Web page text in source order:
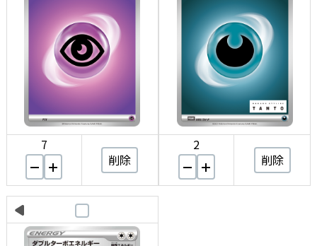
7
削除
2
削除